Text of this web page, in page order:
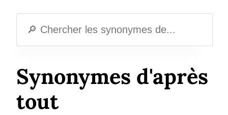
Synonymes d'après
tout